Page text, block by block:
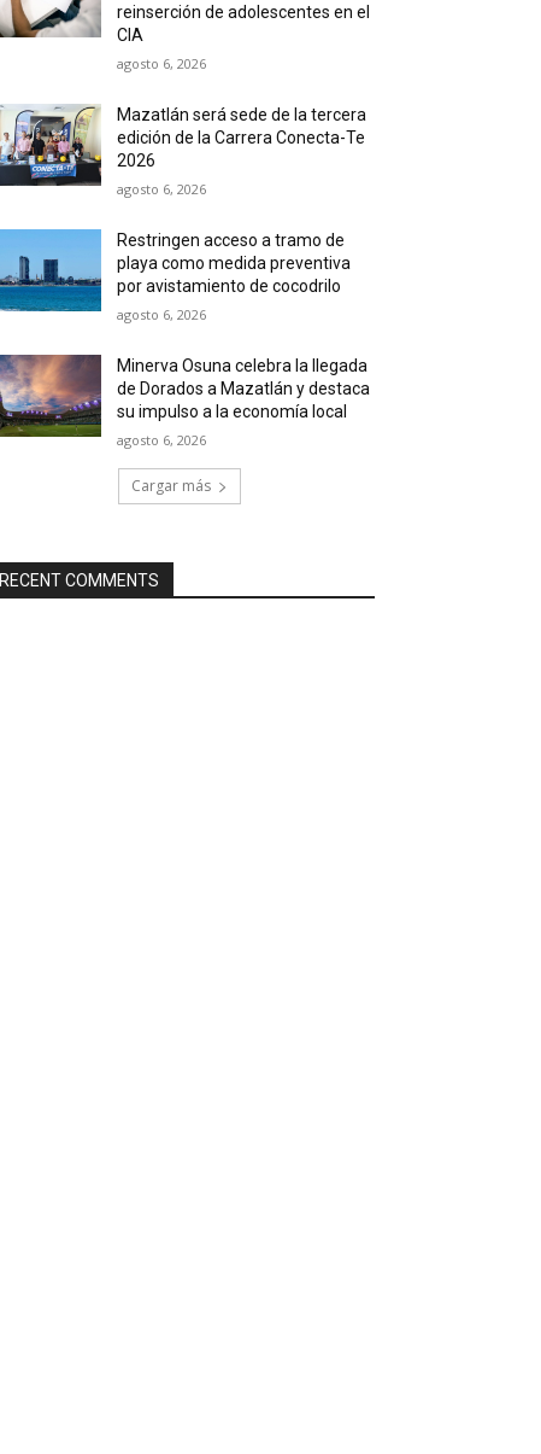
reinserción de adolescentes en el
CIA
agosto 6, 2026
Mazatlán será sede de la tercera
edición de la Carrera Conecta-Te
2026
agosto 6, 2026
Restringen acceso a tramo de
playa como medida preventiva
por avistamiento de cocodrilo
agosto 6, 2026
Minerva Osuna celebra la llegada
de Dorados a Mazatlán y destaca
su impulso a la economía local
agosto 6, 2026
Cargar más
RECENT COMMENTS